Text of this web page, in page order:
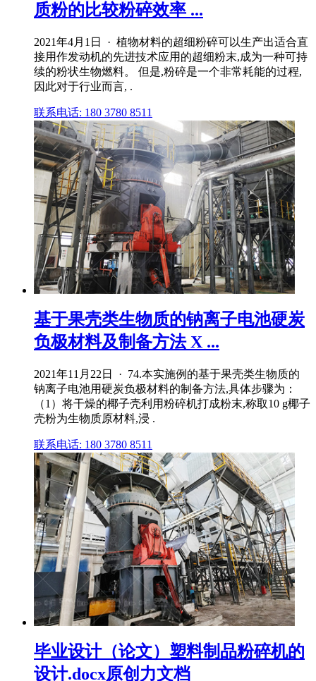
质粉的比较粉碎效率 ...
2021年4月1日 · 植物材料的超细粉碎可以生产出适合直
接用作发动机的先进技术应用的超细粉末,成为一种可持
续的粉状生物燃料。 但是,粉碎是一个非常耗能的过程,
因此对于行业而言, .
联系电话: 180 3780 8511
基于果壳类生物质的钠离子电池硬炭
负极材料及制备方法 X ...
2021年11月22日 · 74.本实施例的基于果壳类生物质的
钠离子电池用硬炭负极材料的制备方法,具体步骤为：
（1）将干燥的椰子壳利用粉碎机打成粉末,称取10 g椰子
壳粉为生物质原材料,浸 .
联系电话: 180 3780 8511
毕业设计（论文）塑料制品粉碎机的
设计.docx原创力文档